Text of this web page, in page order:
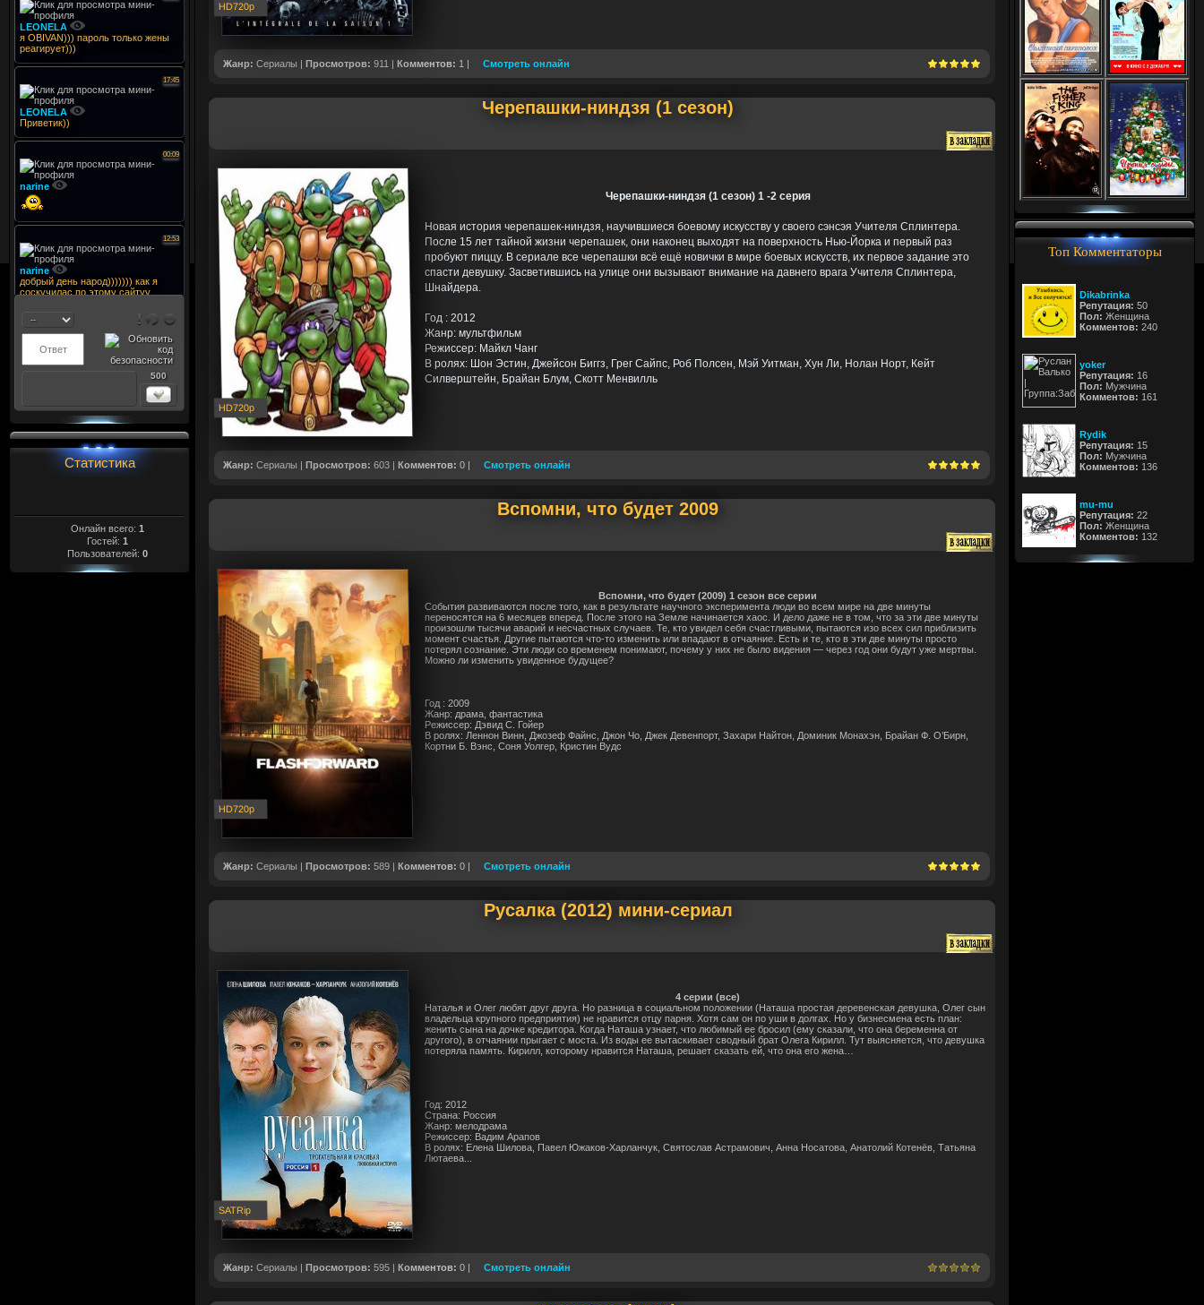
500
Статистика
Онлайн всего: 1
Гостей: 1
Пользователей: 0
HD720p
Жанр: Сериалы | Просмотров: 911 | Комментов: 1 | Смотреть онлайн
Черепашки-ниндзя (1 сезон)
HD720p
Черепашки-ниндзя (1 сезон) 1 -2 серия
Новая история черепашек-ниндзя, научившиеся боевому искусству у своего сэнсэя Учителя Сплинтера.
После 15 лет тайной жизни черепашек, они наконец выходят на поверхность Нью-Йорка и первый раз
пробуют пиццу. В сериале все черепашки всё ещё новички в мире боевых искусств, их первое задание это
спасти девушку. Засветившись на улице они вызывают внимание на давнего врага Учителя Сплинтера,
Шнайдера.
Год : 2012
Жанр: мультфильм
Режиссер: Майкл Чанг
В ролях: Шон Эстин, Джейсон Биггз, Грег Сайпс, Роб Полсен, Мэй Уитман, Хун Ли, Нолан Норт, Кейт
Силверштейн, Брайан Блум, Скотт Менвилль
Жанр: Сериалы | Просмотров: 603 | Комментов: 0 | Смотреть онлайн
Вспомни, что будет 2009
HD720p
Вспомни, что будет (2009) 1 сезон все серии
Cобытия развиваются после того, как в результате научного эксперимента люди во всем мире на две минуты
переносятся на 6 месяцев вперед. После этого на Земле начинается хаос. И дело даже не в том, что за эти две минуты
произошли тысячи аварий и несчастных случаев. Те, кто увидел себя счастливыми, пытаются изо всех сил приблизить
момент счастья. Другие пытаются что-то изменить или впадают в отчаяние. Есть и те, кто в эти две минуты просто
потерял сознание. Эти люди со временем понимают, почему у них не было видения — через год они будут уже мертвы.
Можно ли изменить увиденное будущее?
Год : 2009
Жанр: драма, фантастика
Режиссер: Дэвид С. Гойер
В ролях: Леннон Винн, Джозеф Файнс, Джон Чо, Джек Девенпорт, Захари Найтон, Доминик Монахэн, Брайан Ф. О’Бирн,
Кортни Б. Вэнс, Соня Уолгер, Кристин Вудс
Жанр: Сериалы | Просмотров: 589 | Комментов: 0 | Смотреть онлайн
Русалка (2012) мини-сериал
SATRip
4 серии (все)
Наталья и Олег любят друг друга. Но разница в социальном положении (Наташа простая деревенская девушка, Олег сын
владельца крупного предприятия) не нравится отцу парня. Хотя сам он по уши в долгах. Но у бизнесмена есть план:
женить сына на дочке кредитора. Когда Наташа узнает, что любимый ее бросил (ему сказали, что она беременна от
другого), в отчаянии прыгает с моста. Из воды ее вытаскивает сводный брат Олега Кирилл. Тут выясняется, что девушка
потеряла память. Кирилл, которому нравится Наташа, решает сказать ей, что она его жена…
Год: 2012
Страна: Россия
Жанр: мелодрама
Режиссер: Вадим Арапов
В ролях: Елена Шилова, Павел Южаков-Харланчук, Святослав Астрамович, Анна Носатова, Анатолий Котенёв, Татьяна
Лютаева...
Жанр: Сериалы | Просмотров: 595 | Комментов: 0 | Смотреть онлайн
Топ Комментаторы
Dikabrinka
Репутация: 50
Пол: Женщина
Комментов: 240
yoker
Репутация: 16
Пол: Мужчина
Комментов: 161
Rydik
Репутация: 15
Пол: Мужчина
Комментов: 136
mu-mu
Репутация: 22
Пол: Женщина
Комментов: 132